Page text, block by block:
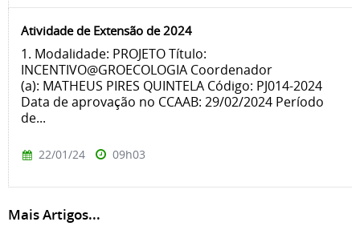
Atividade de Extensão de 2024
1. Modalidade: PROJETO Título:
INCENTIVO@GROECOLOGIA Coordenador
(a): MATHEUS PIRES QUINTELA Código: PJ014-2024
Data de aprovação no CCAAB: 29/02/2024 Período
de...
22/01/24 09h03
Mais Artigos...